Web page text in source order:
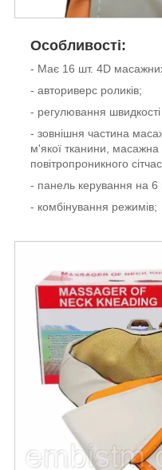
Особливості:
- Має 16 шт. 4D масажних
- авториверс роликів;
- регулювання
- зовнішня частина
м'якої тканини, масажна
повітропроникного
- панель керування на 6
- комбінування режимів;